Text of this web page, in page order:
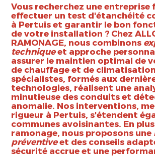
Vous recherchez une entreprise
effectuer un test d'étanchéité
à Pertuis et garantir le bon
de votre installation ? Chez
RAMONAGE, nous combinons
techniqueet approche
assurer le maintien optimal de
de chauffage et de
spécialistes, formés aux
technologies, réalisent une
minutieuse des conduits et
anomalie. Nos interventions,
rigueur à Pertuis, s'étendent
communes avoisinantes. En
ramonage, nous proposons une
préventiveet des conseils
sécurité accrue et une